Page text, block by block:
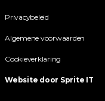
Privacybeleid
Algemene voorwaarden
Cookieverklaring
Website door Sprite IT